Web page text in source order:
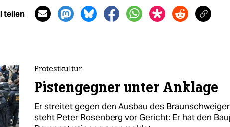
teilen
Protestkultur
Pistengegner unter Anklage
Er streitet gegen den Ausbau des
steht Peter Rosenberg vor Gericht: Er hat den